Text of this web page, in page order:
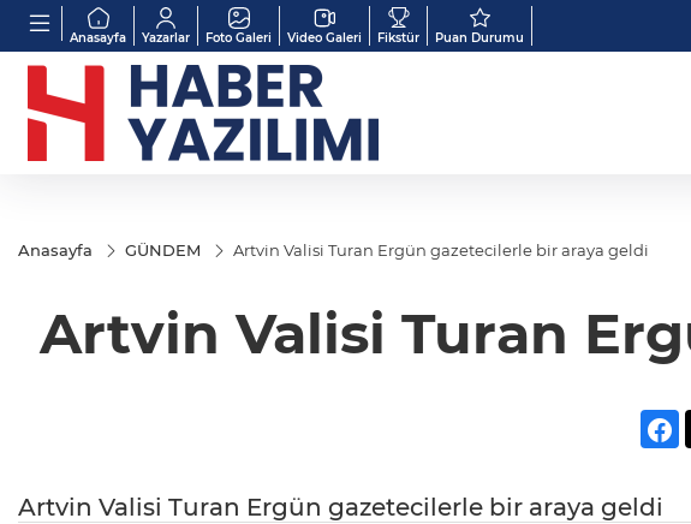
Anasayfa Yazarlar Foto Galeri Video Galeri Fikstür Puan Durumu
Anasayfa GÜNDEM Artvin Valisi Turan Ergün gazetecilerle bir araya geldi
Artvin Valisi Turan
Artvin Valisi Turan Ergün gazetecilerle bir araya geldi